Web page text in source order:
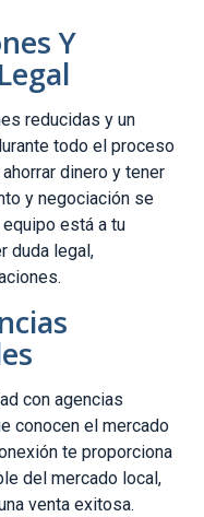
Y
reducidas y un
todo el proceso
dinero y tener
y negociación se
está a tu
duda legal,
con agencias
conocen el mercado
te proporciona
del mercado local,
venta exitosa.